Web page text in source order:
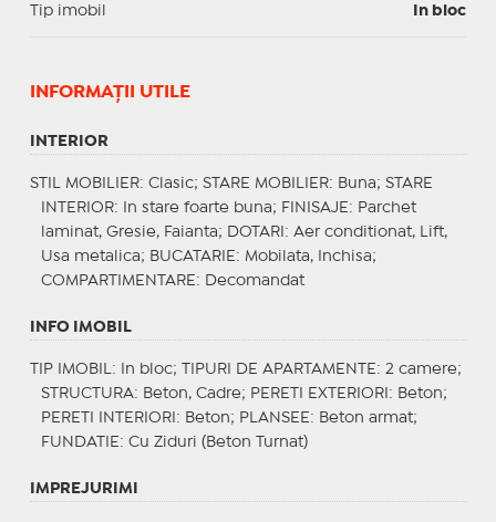
Tip imobil In bloc
INFORMAŢII UTILE
INTERIOR
STIL MOBILIER: Clasic; STARE MOBILIER: Buna; STARE
INTERIOR: In stare foarte buna; FINISAJE : Parchet
laminat, Gresie, Faianta;
DOTARI : Aer conditionat, Lift,
Usa metalica; BUCATARIE : Mobilata, Inchisa;
COMPARTIMENTARE : Decomandat
INFO IMOBIL
TIP IMOBIL : In bloc; TIPURI DE APARTAMENTE : 2 camere;
STRUCTURA: Beton, Cadre; PERETI EXTERIORI : Beton;
PERETI INTERIORI : Beton; PLANSEE : Beton armat;
FUNDATIE : Cu Ziduri (Beton Turnat)
IMPREJURIMI